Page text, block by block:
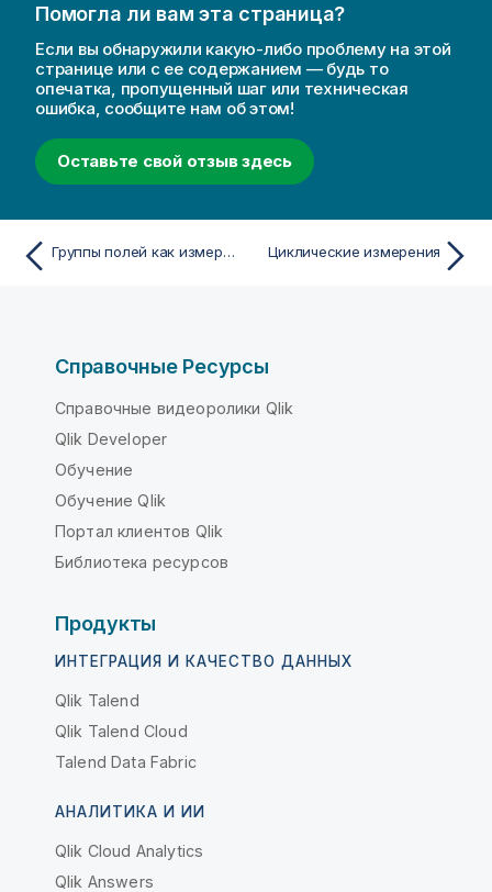
Помогла ли вам эта страница?
Если вы обнаружили какую-либо проблему на этой
странице или с ее содержанием — будь то
опечатка, пропущенный шаг или техническая
ошибка, сообщите нам об этом!
Оставьте свой отзыв здесь
Группы полей как измерения Циклические измерения
Справочные Ресурсы
Справочные видеоролики Qlik
Qlik Developer
Обучение
Обучение Qlik
Портал клиентов Qlik
Библиотека ресурсов
Продукты
ИНТЕГРАЦИЯ И КАЧЕСТВО ДАННЫХ
Qlik Talend
Qlik Talend Cloud
Talend Data Fabric
АНАЛИТИКА И ИИ
Qlik Cloud Analytics
Qlik Answers